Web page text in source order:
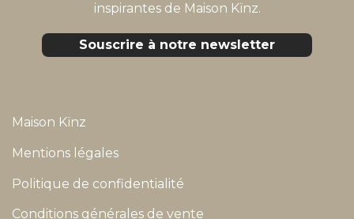
inspirantes de Maison Kïnz.
Maison Kïnz
Mentions légales
Politique de confidentialité
Conditions générales de vente